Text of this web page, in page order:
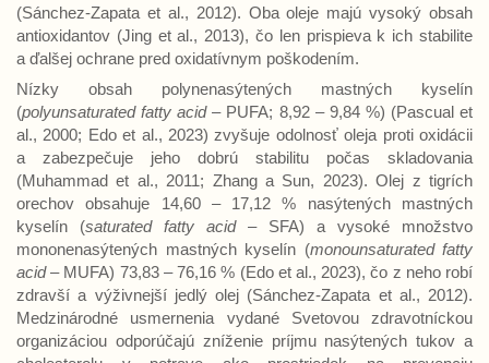
(Sánchez-Zapata et al., 2012). Oba oleje majú vysoký obsah
antioxidantov (Jing et al., 2013), čo len prispieva k ich stabilite
a ďalšej ochrane pred oxidatívnym poškodením.
Nízky obsah polynenasýtených mastných kyselín
(polyunsaturated fatty acid– PUFA; 8,92 – 9,84 %) (Pascual et
al., 2000; Edo et al., 2023) zvyšuje odolnosť oleja proti oxidácii
a zabezpečuje jeho dobrú stabilitu počas skladovania
(Muhammad et al., 2011; Zhang a Sun, 2023). Olej z tigrích
orechov obsahuje 14,60 – 17,12 % nasýtených mastných
kyselín (saturated fatty acid– SFA) a vysoké množstvo
mononenasýtených mastných kyselín (monounsaturated fatty
acid– MUFA) 73,83 – 76,16 % (Edo et al., 2023), čo z neho robí
zdravší a výživnejší jedlý olej (Sánchez-Zapata et al., 2012).
Medzinárodné usmernenia vydané Svetovou zdravotníckou
organizáciou odporúčajú zníženie príjmu nasýtených tukov a